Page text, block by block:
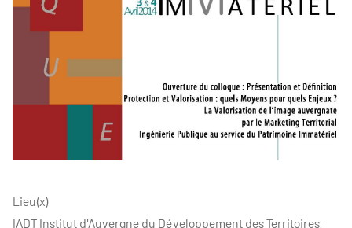
Lieu(x)
IADT Institut d'Auvergne du Développement des Territoires,